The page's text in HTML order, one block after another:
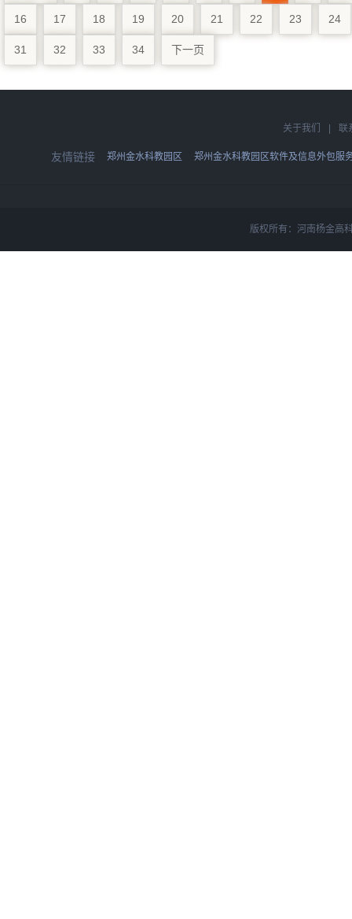
16 17 18 19 20 21 22 23 24
31 32 33 34 下一页
关于我们 联
友情链接 郑州金水科教园区 郑州金水科教园区软件及信息外包服
版权所有：河南杨金高